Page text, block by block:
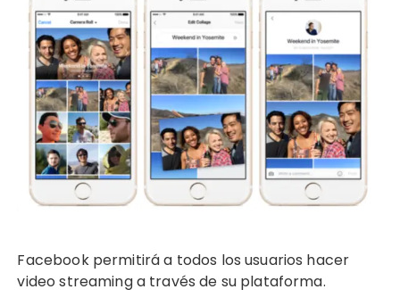
Facebook permitirá a todos los usuarios hacer
video streaming a través de su plataforma.